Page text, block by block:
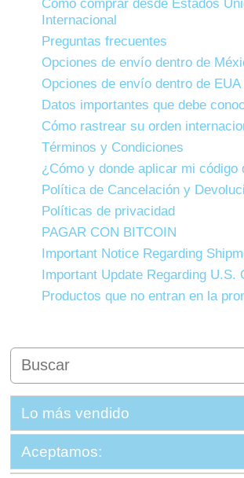
Cómo comprar desde Estados
Internacional
Preguntas frecuentes
Opciones de envío dentro de
Opciones de envío dentro de
Datos importantes que debe
Cómo rastrear su orden
Términos y Condiciones
¿Cómo y donde aplicar mi código
Política de Cancelación y
Políticas de privacidad
PAGAR CON BITCOIN
Important Notice Regarding
Important Update Regarding U.S.
Productos que no entran en la
Lo más vendido
Aceptamos: